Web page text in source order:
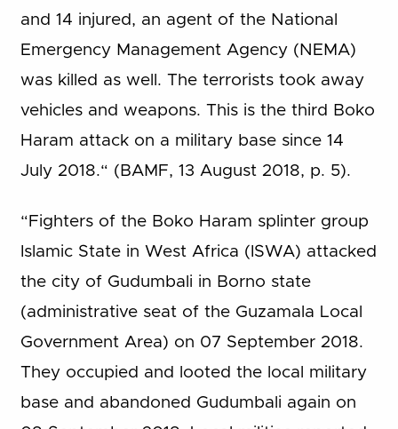
and 14 injured, an agent of the National
Emergency Management Agency (NEMA)
was killed as well. The terrorists took away
vehicles and weapons. This is the third Boko
Haram attack on a military base since 14
July 2018.“ (BAMF, 13 August 2018, p. 5).
“Fighters of the Boko Haram splinter group
Islamic State in West Africa (ISWA) attacked
the city of Gudumbali in Borno state
(administrative seat of the Guzamala Local
Government Area) on 07 September 2018.
They occupied and looted the local military
base and abandoned Gudumbali again on